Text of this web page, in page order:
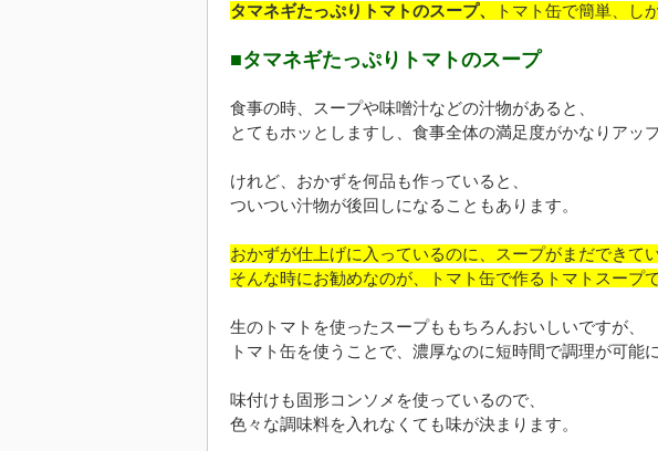
タマネギたっぷりトマトのスープ、 トマト缶で簡単、し
■タマネギたっぷりトマトのスープ
食事の時、スープや味噌汁などの汁物があると、
とてもホッとしますし、食事全体の満足度がかなりアップ
けれど、おかずを何品も作っていると、
ついつい汁物が後回しになることもあります。
おかずが仕上げに入っているのに、スープがまだできて
そんな時にお勧めなのが、トマト缶で作るトマトスープで
生のトマトを使ったスープももちろんおいしいですが、
トマト缶を使うことで、濃厚なのに短時間で調理が可能
味付けも固形コンソメを使っているので、
色々な調味料を入れなくても味が決まります。